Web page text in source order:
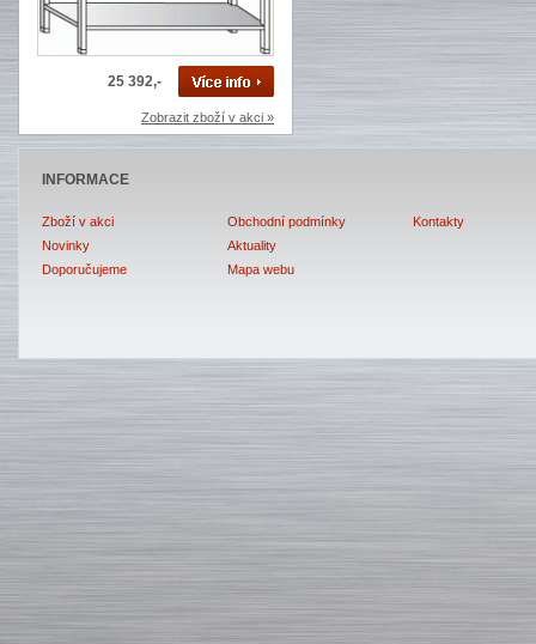
25 392,-
Zobrazit zboží v akci »
INFORMACE
Zboží v akci
Novinky
Doporučujeme
Obchodní podmínky
Aktuality
Mapa webu
Kontakty